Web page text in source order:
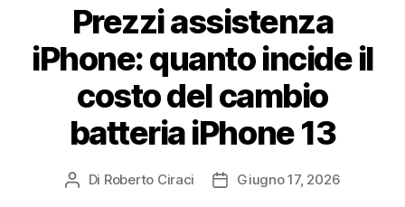
Prezzi assistenza
iPhone: quanto incide il
costo del cambio
batteria iPhone 13
Autore
Di Roberto Ciraci
DataGiugno 17, 2026